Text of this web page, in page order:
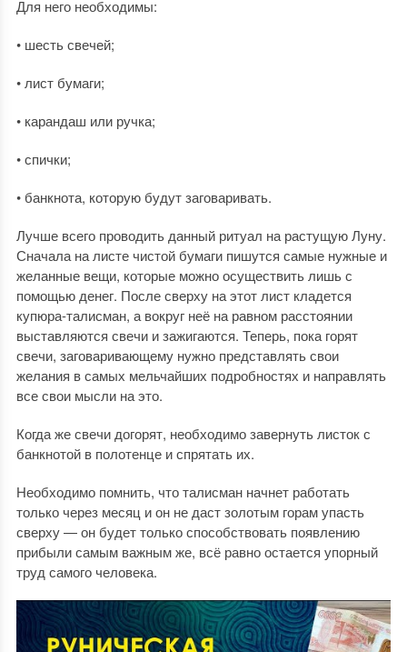
Для него необходимы:
• шесть свечей;
• лист бумаги;
• карандаш или ручка;
• спички;
• банкнота, которую будут заговаривать.
Лучше всего проводить данный ритуал на растущую Луну.
Сначала на листе чистой бумаги пишутся самые нужные и
желанные вещи, которые можно осуществить лишь с
помощью денег. После сверху на этот лист кладется
купюра-талисман, а вокруг неё на равном расстоянии
выставляются свечи и зажигаются. Теперь, пока горят
свечи, заговаривающему нужно представлять свои
желания в самых мельчайших подробностях и направлять
все свои мысли на это.
Когда же свечи догорят, необходимо завернуть листок с
банкнотой в полотенце и спрятать их.
Необходимо помнить, что талисман начнет работать
только через месяц и он не даст золотым горам упасть
сверху — он будет только способствовать появлению
прибыли самым важным же, всё равно остается упорный
труд самого человека.